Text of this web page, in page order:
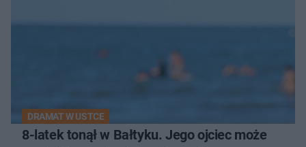
DRAMAT W USTCE
8-latek tonął w Bałtyku. Jego ojciec może